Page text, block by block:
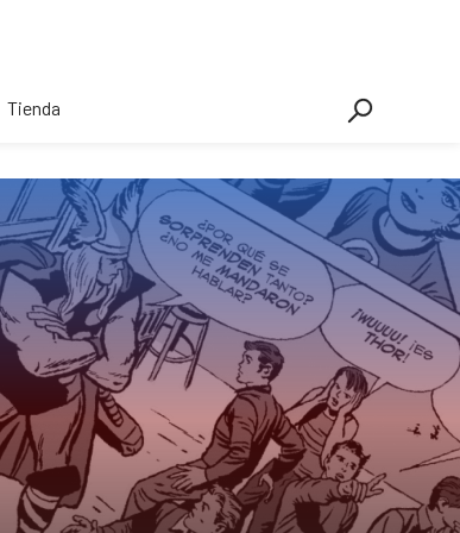
Tienda